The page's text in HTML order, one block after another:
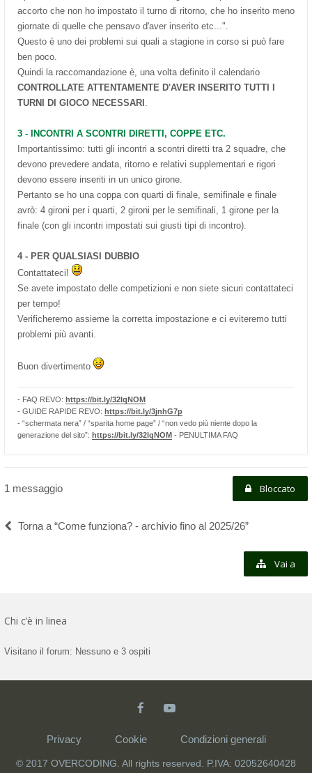
accorto che non ho impostato il turno di ritorno, che ho inserito meno
giornate di quelle che pensavo d'aver inserito etc...".
Questo è uno dei problemi sui quali a stagione in corso si può fare
ben poco.
Quindi la raccomandazione è, una volta definito il calendario
CONTROLLATE ATTENTAMENTE D'AVER INSERITO TUTTI I
TURNI DI GIOCO NECESSARI .
3 - INCONTRI A SCONTRI DIRETTI, COPPE ETC.
Importantissimo: tutti gli incontri a scontri diretti tra 2 squadre, che
devono prevedere andata, ritorno e relativi supplementari e rigori
devono essere inseriti in un unico girone.
Pertanto se ho una coppa con quarti di finale, semifinale e finale
avrò: 4 gironi per i quarti, 2 gironi per le semifinali, 1 girone per la
finale (con gli incontri impostati sui giusti tipi di incontro).
4 - PER QUALSIASI DUBBIO
Contattateci!
Se avete impostato delle competizioni e non siete sicuri contattateci
per tempo!
Verificheremo assieme la corretta impostazione e ci eviteremo tutti
problemi più avanti.
Buon divertimento
- FAQ REVO: https://bit.ly/32lqNOM
- GUIDE RAPIDE REVO: https://bit.ly/3jnhG7p
- “schermata nera” / “sparita home page” / “non vedo più niente dopo la
generazione del sito”: https://bit.ly/32lqNOM - PENULTIMA FAQ
1 messaggio Bloccato
Torna a “Come funziona? - archivio fino al 2025/26”
Vai a
Chi c’è in linea
Visitano il forum: Nessuno e 3 ospiti
Privacy Cookie Condizioni generali
© 2017 OVERCODING. All rights reserved. P.IVA: 02052640428